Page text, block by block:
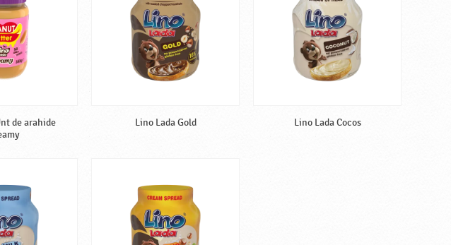
de arahide
Lino Lada Gold Lino Lada Cocos